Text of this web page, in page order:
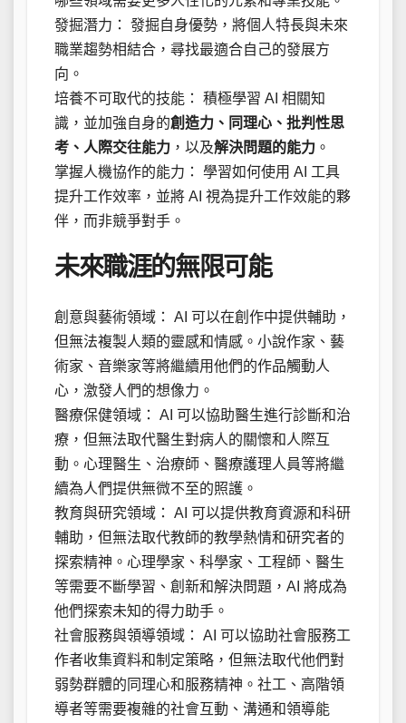
發掘潛力： 發掘自身優勢，將個人特長與未來
職業趨勢相結合，尋找最適合自己的發展方
向。
培養不可取代的技能： 積極學習 AI 相關知
識，並加強自身的創造力、同理心、批判性思
考、人際交往能力 ，以及解決問題的能力 。
掌握人機協作的能力： 學習如何使用 AI 工具
提升工作效率，並將 AI 視為提升工作效能的夥
伴，而非競爭對手。
未來職涯的無限可能
創意與藝術領域： AI 可以在創作中提供輔助，
但無法複製人類的靈感和情感。小說作家、藝
術家、音樂家等將繼續用他們的作品觸動人
心，激發人們的想像力。
醫療保健領域： AI 可以協助醫生進行診斷和治
療，但無法取代醫生對病人的關懷和人際互
動。心理醫生、治療師、醫療護理人員等將繼
續為人們提供無微不至的照護。
教育與研究領域： AI 可以提供教育資源和科研
輔助，但無法取代教師的教學熱情和研究者的
探索精神。心理學家、科學家、工程師、醫生
等需要不斷學習、創新和解決問題，AI 將成為
他們探索未知的得力助手。
社會服務與領導領域： AI 可以協助社會服務工
作者收集資料和制定策略，但無法取代他們對
弱勢群體的同理心和服務精神。社工、高階領
導者等需要複雜的社會互動、溝通和領導能